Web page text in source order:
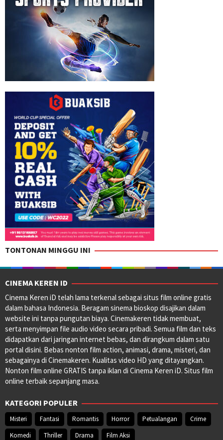
TONTONAN MINGGU INI
CINEMA KEREN ID
Cinema Keren iD telah lama terkenal sebagai situs film online gratis
dalam bahasa Indonesia. Beragam sinema bioskop disajikan dalam
website ini tanpa pungutan biaya. Cinemakeren tidak membuat,
serta menyimpan file audio video secara pribadi. Semua film dan teks
didapatkan dari jaringan internet bebas, dan dirangkum dalam satu
portal disini. Bebas nonton film action, animasi, drama, misteri, dan
sebagainya di Cinemakeren. Kualitas video HD yang ditayangkan.
Nonton film online GRATIS tanpa iklan di Cinema Keren iD. Situs film
online terbaik sepanjang masa.
KATEGORI POPULER
Misteri Fantasi Romantis Horror Petualangan
Crime
Komedi
Thriller Drama Film Aksi